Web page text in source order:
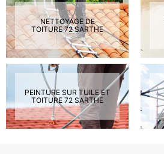
NETTOYAGE DE
TOITURE 72 SARTHE
PEINTURE SUR TUILE ET
TOITURE 72 SARTHE